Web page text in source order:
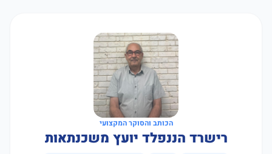
הכותב והסוקר המקצועי
רישרד הננפלד יועץ משכנתאות